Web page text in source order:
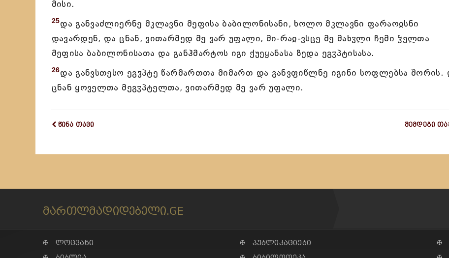
მისი.
25და განვაძლიერნე მკლავნი მეფისა ბაბილონისანი, ხოლო მკლავნი ფარაოჲსნი
დავარდენ, და ცნან, ვითარმედ მე ვარ უფალი, მი-რაჲ-ვსცე მე მახჳლი ჩემი ჴელთა
მეფისა ბაბილონისათა და განჰმარტოს იგი ქუეყანასა ზედა ეგჳპტისასა.
26და განვსთესო ეგჳპტე წარმართთა მიმართ და განვფიწლნე იგინი სოფლებსა შორის.
ცნან ყოველთა მეგჳპტელთა, ვითარმედ მე ვარ უფალი.
წინა თავი შემდეგი
მართლმადიდებელი.GE
✠ ლოცვანი
✠ პუბლიკაციები
✠